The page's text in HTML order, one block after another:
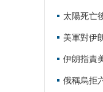
太陽死亡
美軍對伊
伊朗指責
俄稱烏拒